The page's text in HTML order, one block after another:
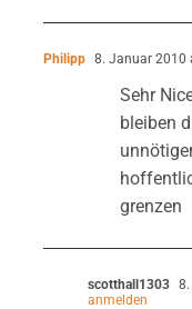
Philipp 8. Januar 2010
Sehr
bleiben
grenzen
scotthall1303
anmelden